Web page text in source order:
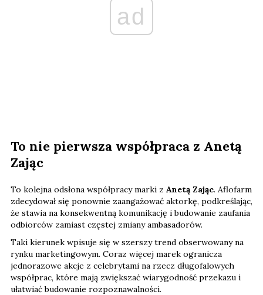
ad
To nie pierwsza współpraca z Anetą
Zając
To kolejna odsłona współpracy marki z Anetą Zając. Aflofarm
zdecydował się ponownie zaangażować aktorkę, podkreślając,
że stawia na konsekwentną komunikację i budowanie zaufania
odbiorców zamiast częstej zmiany ambasadorów.
Taki kierunek wpisuje się w szerszy trend obserwowany na
rynku marketingowym. Coraz więcej marek ogranicza
jednorazowe akcje z celebrytami na rzecz długofalowych
współprac, które mają zwiększać wiarygodność przekazu i
ułatwiać budowanie rozpoznawalności.